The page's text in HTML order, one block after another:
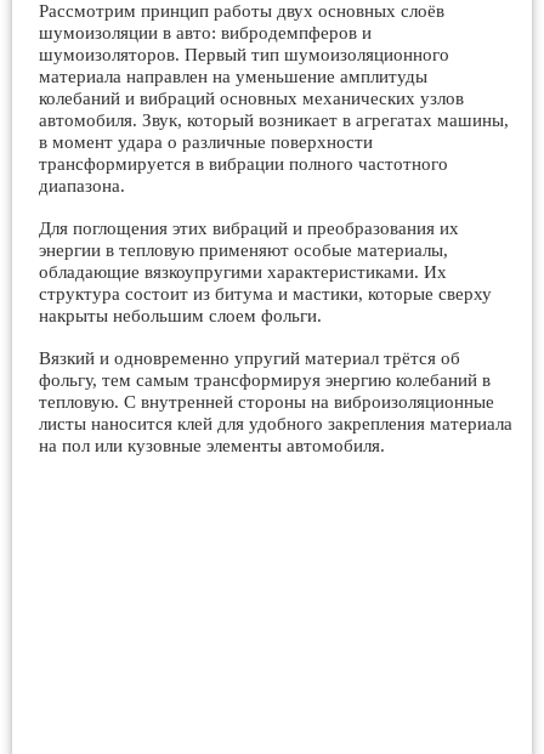
Рассмотрим принцип работы двух основных слоёв
шумоизоляции в авто: вибродемпферов и
шумоизоляторов. Первый тип шумоизоляционного
материала направлен на уменьшение амплитуды
колебаний и вибраций основных механических узлов
автомобиля. Звук, который возникает в агрегатах машины,
в момент удара о различные поверхности
трансформируется в вибрации полного частотного
диапазона.
Для поглощения этих вибраций и преобразования их
энергии в тепловую применяют особые материалы,
обладающие вязкоупругими характеристиками. Их
структура состоит из битума и мастики, которые сверху
накрыты небольшим слоем фольги.
Вязкий и одновременно упругий материал трётся об
фольгу, тем самым трансформируя энергию колебаний в
тепловую. С внутренней стороны на виброизоляционные
листы наносится клей для удобного закрепления материала
на пол или кузовные элементы автомобиля.